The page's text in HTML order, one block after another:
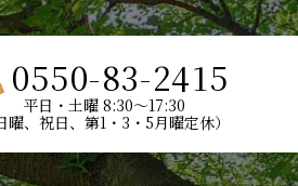
0550-83-2415
平日・土曜 8:30～17:30
曜、祝日、第1・3・5月曜定休）